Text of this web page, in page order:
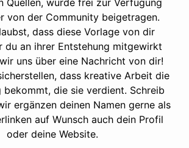
Quellen, wurde frei zur Verfügung
von der Community beigetragen.
dass diese Vorlage von dir
du an ihrer Entstehung mitgewirkt
uns über eine Nachricht von dir!
dass kreative Arbeit die
bekommt, die sie verdient. Schreib
ergänzen deinen Namen gerne als
auf Wunsch auch dein Profil
oder deine Website.